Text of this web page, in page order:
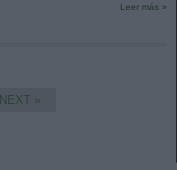
Leer más »
NEXT »